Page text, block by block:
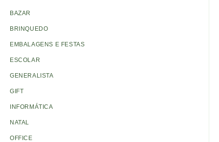
BAZAR
BRINQUEDO
EMBALAGENS E FESTAS
ESCOLAR
GENERALISTA
GIFT
INFORMÁTICA
NATAL
OFFICE